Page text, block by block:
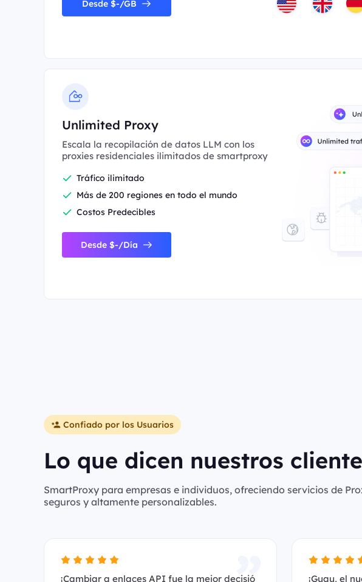
Desde $-/GB
Unlimited Proxy
Escala la recopilación de datos LLM con los
proxies residenciales ilimitados de smartproxy
Tráfico ilimitado
Más de 200 regiones en todo el mundo
Costos Predecibles
Desde $-/Día
Confiado por los Usuarios
Lo que dicen nuestros
SmartProxy para empresas e individuos, ofreciendo servicios de
seguros y altamente personalizables.
¡Cambiar a enlaces API fue la mejor decisió ¡Guau, el